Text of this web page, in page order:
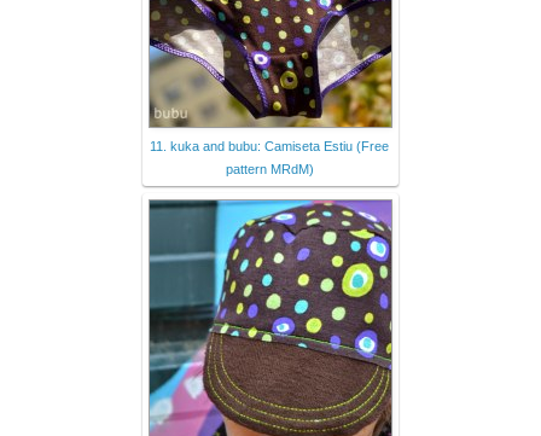
11. kuka and bubu: Camiseta Estiu (Free
pattern MRdM)